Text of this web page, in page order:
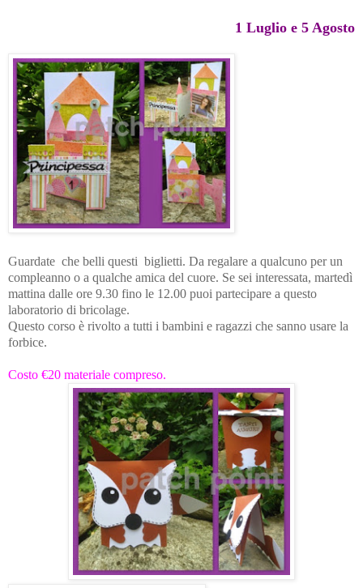
1 Luglio e 5 Agosto
Guardate che belli questi biglietti. Da regalare a qualcuno per un
compleanno o a qualche amica del cuore. Se sei interessata, martedì
mattina dalle ore 9.30 fino le 12.00 puoi partecipare a questo
laboratorio di bricolage.
Questo corso è rivolto a tutti i bambini e ragazzi che sanno usare la
forbice.
Costo €20 materiale compreso.